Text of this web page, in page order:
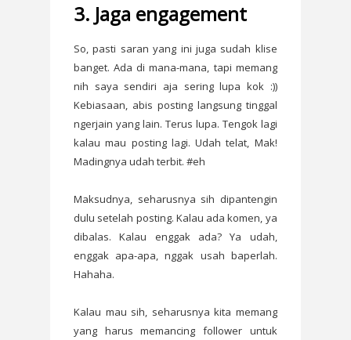
3. Jaga engagement
So, pasti saran yang ini juga sudah klise
banget. Ada di mana-mana, tapi memang
nih saya sendiri aja sering lupa kok :))
Kebiasaan, abis posting langsung tinggal
ngerjain yang lain. Terus lupa. Tengok lagi
kalau mau posting lagi. Udah telat, Mak!
Madingnya udah terbit. #eh
Maksudnya, seharusnya sih dipantengin
dulu setelah posting. Kalau ada komen, ya
dibalas. Kalau enggak ada? Ya udah,
enggak apa-apa, nggak usah baperlah.
Hahaha.
Kalau mau sih, seharusnya kita memang
yang harus memancing follower untuk